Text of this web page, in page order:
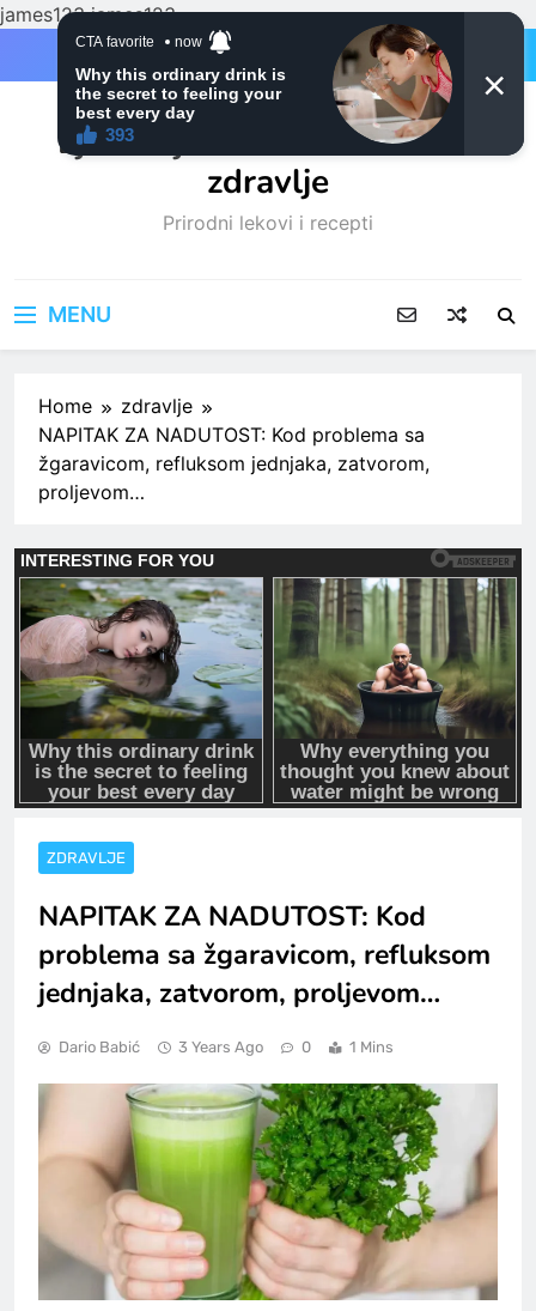
james123james123
Ljubitelji mačaka i Prirodno
zdravlje
Prirodni lekovi i recepti
MENU
Home
zdravlje
NAPITAK ZA NADUTOST: Kod problema sa
žgaravicom, refluksom jednjaka, zatvorom,
proljevom…
ZDRAVLJE
NAPITAK ZA NADUTOST: Kod
problema sa žgaravicom, refluksom
jednjaka, zatvorom, proljevom…
Dario Babić 3 Years Ago 0 1 Mins